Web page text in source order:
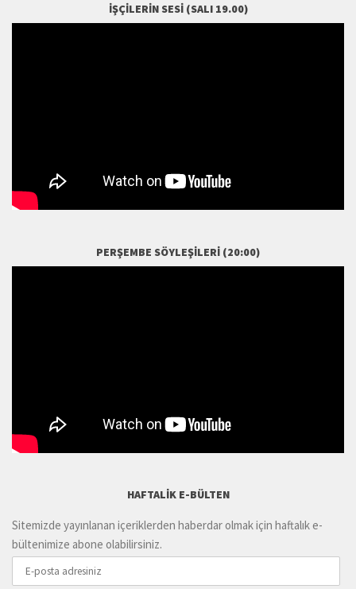
İŞÇILERIN SESI (SALI 19.00)
PERŞEMBE SÖYLEŞILERI (20:00)
HAFTALIK E-BÜLTEN
Sitemizde yayınlanan içeriklerden haberdar olmak için haftalık e-
bültenimize abone olabilirsiniz.